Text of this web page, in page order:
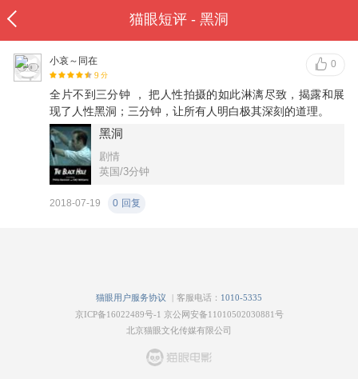
猫眼短评 - 黑洞
小哀～同在
9 分
0
全片不到三分钟 ， 把人性拍摄的如此淋漓尽致，揭露和展
现了人性黑洞；三分钟，让所有人明白极其深刻的道理。
黑洞
剧情
英国/3分钟
2018-07-19 0 回复
猫眼用户服务协议 | 客服电话： 1010-5335
京ICP备16022489号-1 京公网安备11010502030881号
北京猫眼文化传媒有限公司